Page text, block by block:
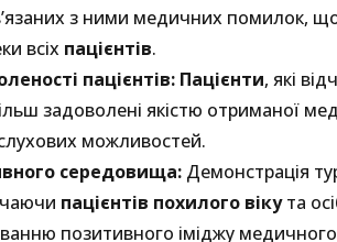
з ними медичних помилок,
всіх пацієнтів.
пацієнтів: Пацієнти, які
задоволені якістю отриманої
можливостей.
середовища: Демонстрація
пацієнтів похилого вікута
позитивного іміджу